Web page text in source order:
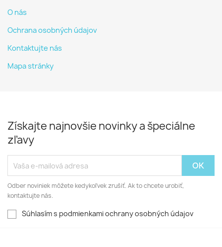
O nás
Ochrana osobných údajov
Kontaktujte nás
Mapa stránky
Získajte najnovšie novinky a špeciálne
zľavy
Odber noviniek môžete kedykoľvek zrušiť. Ak to chcete urobiť,
kontaktujte nás.
Súhlasím s podmienkami ochrany osobných údajov